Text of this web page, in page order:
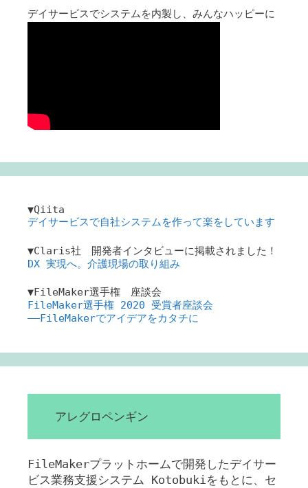
デイサービスでシステムを内製し、みんなハッピーに
▼Qiita
デイサービスで自社システムを作って楽をしています
▼Claris社 開発者インタビューに掲載されました！
DX 実現へ。介護現場の取り組み
▼FileMaker選手権 座談会
FileMaker選手権 2020 受賞者座談会
――FileMakerでアイデアをカタチに
アレグロペンギン
FileMakerプラットホームで開発したデイサー
ビス業務支援システム Kotobukiをもとに、セ